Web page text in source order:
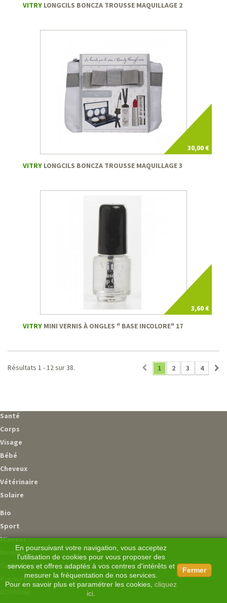
VITRY LONGCILS BONCZA TROUSSE MAQUILLAGE 2
30,00 €
VITRY LONGCILS BONCZA TROUSSE MAQUILLAGE 3
3,60 €
VITRY MINI VERNIS À ONGLES " BASE INCOLORE" 17
1 2 3 4
Résultats 1 - 12 sur 38.
Santé
Corps
Visage
Bébé
Cheveux
Vétérinaire
Solaire
Bio
Sport
Minceur
Homme
Cadeaux
Promotions
En poursuivant votre navigation, vous acceptez
l'utilisation de cookies pour vous proposer des
services et offres adaptés à vos centres d'intérêts et
mesurer la fréquentation de nos services.
Pour en savoir plus et paramétrer les cookies, cliquez
ici
Fermer